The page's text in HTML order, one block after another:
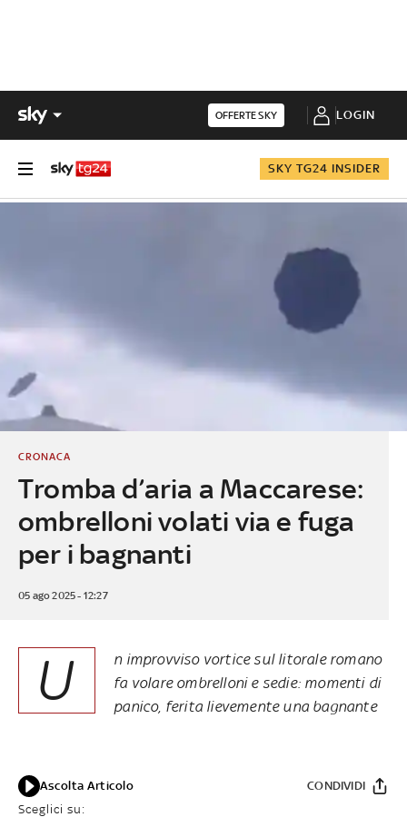
OFFERTE SKY LOGIN
SKY TG24 INSIDER
Tromba d’aria a Maccarese:
ombrelloni volati via e fuga
per i bagnanti
CRONACA
05 ago 2025 - 12:27
U
n improvviso vortice sul litorale romano
fa volare ombrelloni e sedie: momenti di
panico, ferita lievemente una bagnante
Ascolta Articolo
Sceglici su:
CONDIVIDI